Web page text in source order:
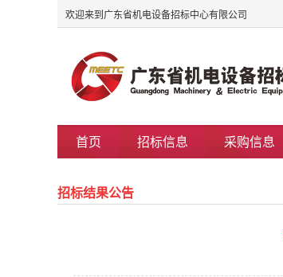
欢迎来到广东省机电设备招标中心有限公司
首页 招标信息 采购信息
招标结果公告